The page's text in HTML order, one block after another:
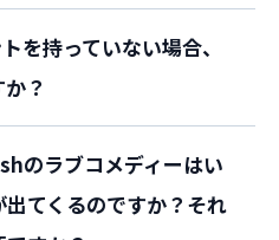
を持っていない場合、
？
のラブコメディーはい
てくるのですか？それ